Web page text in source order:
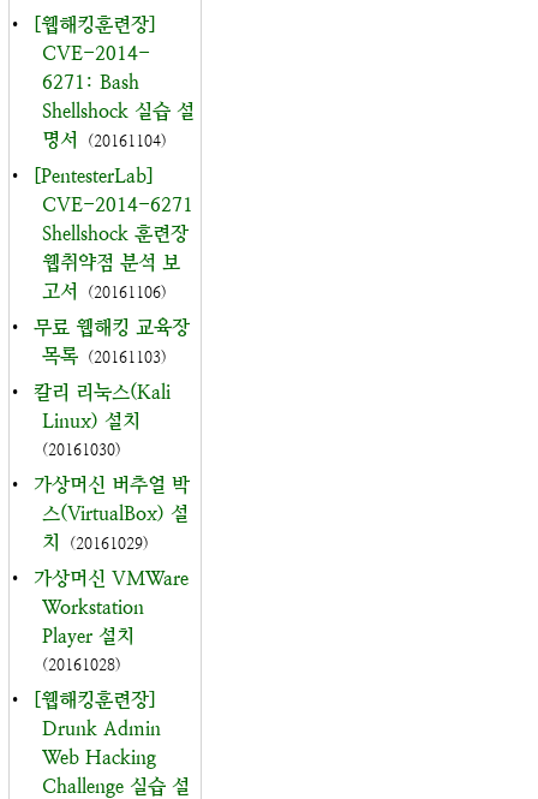
•
[웹해킹훈련장]
CVE-2014-
6271: Bash
Shellshock 실습 설
명서
(20161104)
•
[PentesterLab]
CVE-2014-6271
Shellshock 훈련장
웹취약점 분석 보
고서
(20161106)
•
무료 웹해킹 교육장
목록 (20161103)
•
칼리 리눅스(Kali
Linux) 설치
(20161030)
•
가상머신 버추얼 박
스(VirtualBox) 설
치
(20161029)
•
가상머신 VMWare
Workstation
Player 설치
(20161028)
•
[웹해킹훈련장]
Drunk Admin
Web Hacking
Challenge 실습 설